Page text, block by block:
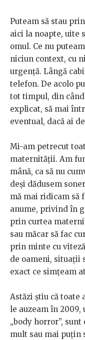
Puteam să stau
aici la noapte, uite
omul. Ce nu
niciun context, cu
urgență. Lângă
telefon. De acolo
tot timpul, din când
explicat, să mai
eventual, dacă ai
Mi-am petrecut
maternității. Am
mână, ca să nu
deși dădusem
mă mai ridicam să
anume, privind în
prin curtea
sau măcar să fac
prin minte cu
de oameni, situații
exact ce simțeam
Astăzi știu că toate
le auzeam în
„body horror”,
mult sau mai puțin